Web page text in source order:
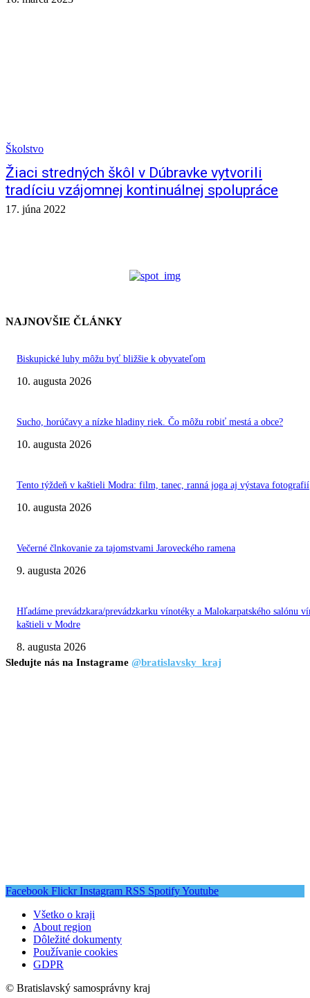
Školstvo
Žiaci stredných škôl v Dúbravke vytvorili
tradíciu vzájomnej kontinuálnej spolupráce
17. júna 2022
NAJNOVŠIE ČLÁNKY
Biskupické luhy môžu byť bližšie k obyvateľom
10. augusta 2026
Sucho, horúčavy a nízke hladiny riek. Čo môžu robiť mestá a obce?
10. augusta 2026
Tento týždeň v kaštieli Modra: film, tanec, ranná joga aj výstava fotografií
10. augusta 2026
Večerné člnkovanie za tajomstvami Jaroveckého ramena
9. augusta 2026
Hľadáme prevádzkara/prevádzkarku vínotéky a Malokarpatského salónu
kaštieli v Modre
8. augusta 2026
Sledujte nás na Instagrame @bratislavsky_kraj
Facebook Flickr Instagram RSS SpotifyYoutube
Všetko o kraji
About region
Dôležité dokumenty
Používanie cookies
GDPR
© Bratislavský samosprávny kraj